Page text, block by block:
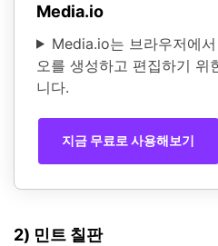
Media.io
Media.io는 브라우저에
오를 생성하고 편집하기 위
니다.
지금 무료로 사용해보기
2) 민트 칠판